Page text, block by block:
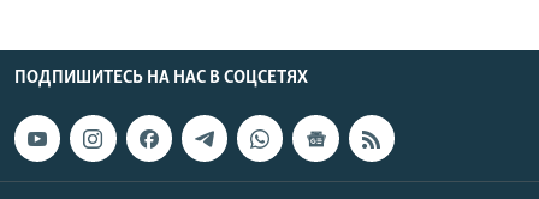
ПОДПИШИТЕСЬ НА НАС В СОЦСЕТЯХ